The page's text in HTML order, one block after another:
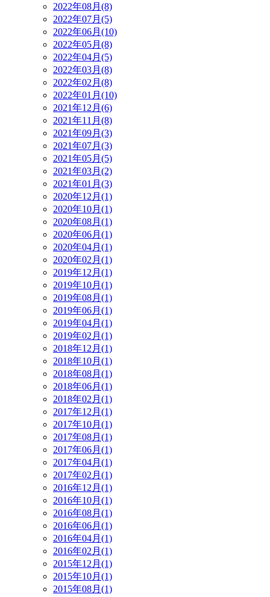
2022年08月(8)
2022年07月(5)
2022年06月(10)
2022年05月(8)
2022年04月(5)
2022年03月(8)
2022年02月(8)
2022年01月(10)
2021年12月(6)
2021年11月(8)
2021年09月(3)
2021年07月(3)
2021年05月(5)
2021年03月(2)
2021年01月(3)
2020年12月(1)
2020年10月(1)
2020年08月(1)
2020年06月(1)
2020年04月(1)
2020年02月(1)
2019年12月(1)
2019年10月(1)
2019年08月(1)
2019年06月(1)
2019年04月(1)
2019年02月(1)
2018年12月(1)
2018年10月(1)
2018年08月(1)
2018年06月(1)
2018年02月(1)
2017年12月(1)
2017年10月(1)
2017年08月(1)
2017年06月(1)
2017年04月(1)
2017年02月(1)
2016年12月(1)
2016年10月(1)
2016年08月(1)
2016年06月(1)
2016年04月(1)
2016年02月(1)
2015年12月(1)
2015年10月(1)
2015年08月(1)